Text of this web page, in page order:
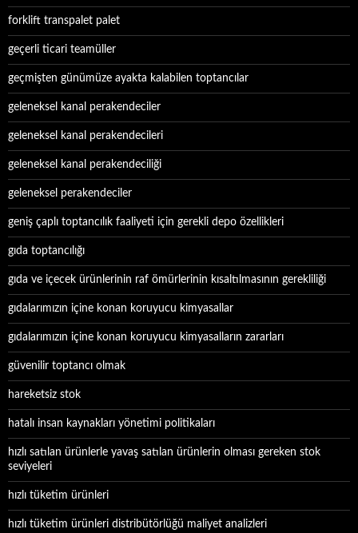
forklift transpalet palet
geçerli ticari teamüller
geçmişten günümüze ayakta kalabilen toptancılar
geleneksel kanal perakendeciler
geleneksel kanal perakendecileri
geleneksel kanal perakendeciliği
geleneksel perakendeciler
geniş çaplı toptancılık faaliyeti için gerekli depo özellikleri
gıda toptancılığı
gıda ve içecek ürünlerinin raf ömürlerinin kısaltılmasının gerekliliği
gıdalarımızın içine konan koruyucu kimyasallar
gıdalarımızın içine konan koruyucu kimyasalların zararları
güvenilir toptancı olmak
hareketsiz stok
hatalı insan kaynakları yönetimi politikaları
hızlı satılan ürünlerle yavaş satılan ürünlerin olması gereken stok
seviyeleri
hızlı tüketim ürünleri
hızlı tüketim ürünleri distribütörlüğü maliyet analizleri